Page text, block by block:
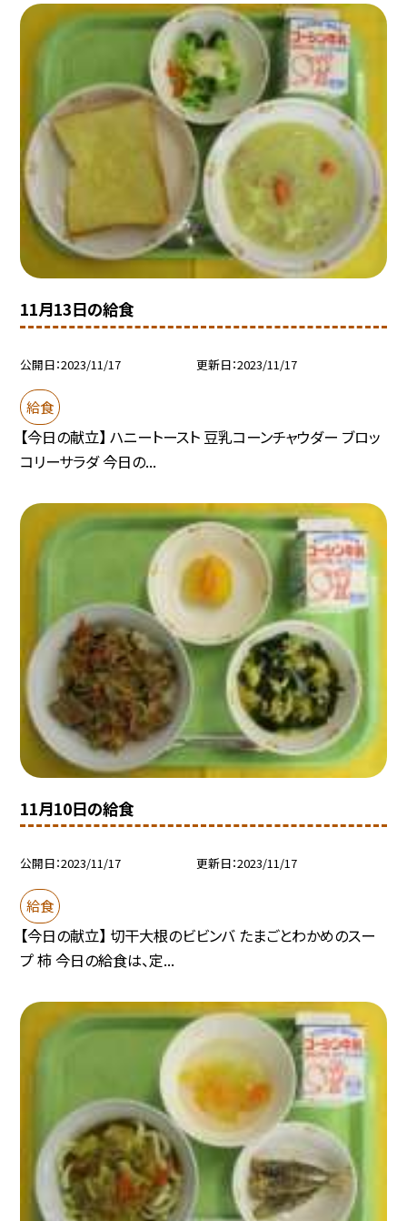
11月13日の給食
公開日 2023/11/17 更新日 2023/11/17
給食
【今日の献立】 ハニートースト 豆乳コーンチャウダー ブロッ
コリーサラダ 今日の...
11月10日の給食
公開日 2023/11/17 更新日 2023/11/17
給食
【今日の献立】 切干大根のビビンバ たまごとわかめのスー
プ 柿 今日の給食は、定...